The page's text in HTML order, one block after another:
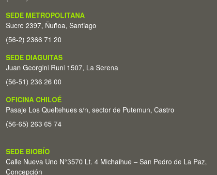
SEDE METROPOLITANA
Sucre 2397, Ñuñoa, Santiago
(56-2) 2366 71 20
SEDE DIAGUITAS
Juan Georgini Runi 1507, La Serena
(56-51) 236 26 00
OFICINA CHILOÉ
Pasaje Los Queltehues s/n, sector de Putemun, Castro
(56-65) 263 65 74
SEDE BIOBÍO
Calle Nueva Uno N°3570 Lt. 4 Michaihue – San Pedro de La Paz,
Concepción